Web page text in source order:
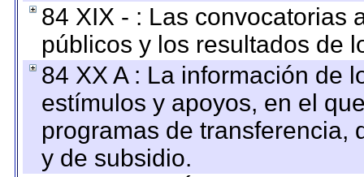
84 XIX - : Las convocatorias
públicos y los resultados de
84 XX A : La información de
estímulos y apoyos, en el
programas de transferencia,
y de subsidio.